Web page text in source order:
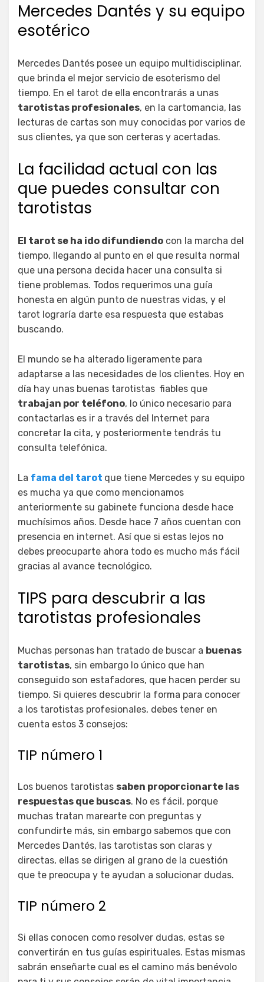
Mercedes Dantés y su equipo
esotérico
Mercedes Dantés posee un equipo multidisciplinar,
que brinda el mejor servicio de esoterismo del
tiempo. En el tarot de ella encontrarás a unas
tarotistas profesionales, en la cartomancia, las
lecturas de cartas son muy conocidas por varios de
sus clientes, ya que son certeras y acertadas.
La facilidad actual con las
que puedes consultar con
tarotistas
El tarot se ha ido difundiendo con la marcha del
tiempo, llegando al punto en el que resulta normal
que una persona decida hacer una consulta si
tiene problemas. Todos requerimos una guía
honesta en algún punto de nuestras vidas, y el
tarot lograría darte esa respuesta que estabas
buscando.
El mundo se ha alterado ligeramente para
adaptarse a las necesidades de los clientes. Hoy en
día hay unas buenas tarotistas fiables que
trabajan por teléfono, lo único necesario para
contactarlas es ir a través del Internet para
concretar la cita, y posteriormente tendrás tu
consulta telefónica.
La fama del tarot que tiene Mercedes y su equipo
es mucha ya que como mencionamos
anteriormente su gabinete funciona desde hace
muchísimos años. Desde hace 7 años cuentan con
presencia en internet. Así que si estas lejos no
debes preocuparte ahora todo es mucho más fácil
gracias al avance tecnológico.
TIPS para descubrir a las
tarotistas profesionales
Muchas personas han tratado de buscar a buenas
tarotistas, sin embargo lo único que han
conseguido son estafadores, que hacen perder su
tiempo. Si quieres descubrir la forma para conocer
a los tarotistas profesionales, debes tener en
cuenta estos 3 consejos:
TIP número 1
Los buenos tarotistas saben proporcionarte las
respuestas que buscas. No es fácil, porque
muchas tratan marearte con preguntas y
confundirte más, sin embargo sabemos que con
Mercedes Dantés, las tarotistas son claras y
directas, ellas se dirigen al grano de la cuestión
que te preocupa y te ayudan a solucionar dudas.
TIP número 2
Si ellas conocen como resolver dudas, estas se
convertirán en tus guías espirituales. Estas mismas
sabrán enseñarte cual es el camino más benévolo